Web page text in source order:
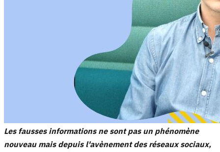
Les fausses informations ne sont pas un phénomène
nouveau mais depuis l'avènement des réseaux sociaux,